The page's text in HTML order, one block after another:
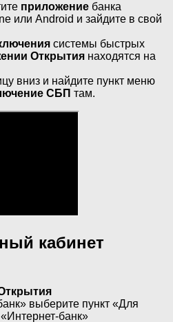
приложение банка
или Android и зайдите в свой
системы быстрых
Открытия находятся на
вниз и найдите пункт меню
СБП там.
кабинет
выберите пункт «Для
банк»